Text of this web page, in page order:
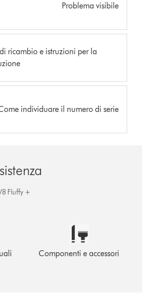
Problema visibile
di ricambio e istruzioni per la
individuare il numero di serie
Fluffy +
Componenti e accessori